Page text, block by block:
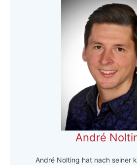
André
André Nolting hat nach seiner